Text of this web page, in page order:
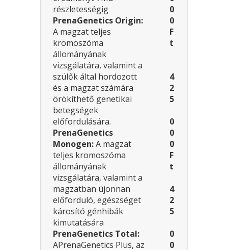
részletességig
PrenaGenetics Origin:
A magzat teljes
kromoszóma
állományának
vizsgálatára, valamint a
szülők által hordozott
és a magzat számára
örökíthető genetikai
betegségek
előfordulására.
PrenaGenetics
Monogen:A magzat
teljes kromoszóma
állományának
vizsgálatára, valamint a
magzatban újonnan
előforduló, egészséget
károsító génhibák
kimutatására
PrenaGenetics Total:
APrenaGenetics Plus, az
0
0
F
t
4
2
5
0
0
0
F
t
4
2
5
0
0